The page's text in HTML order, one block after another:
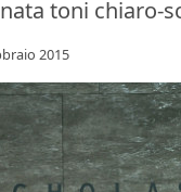
toni chiaro-
2015